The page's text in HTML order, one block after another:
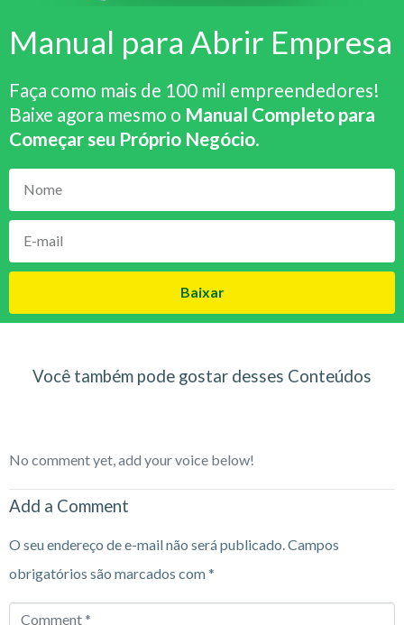
Manual para Abrir Empresa
Faça como mais de 100 mil empreendedores!
Baixe agora mesmo o Manual Completo para
Começar seu Próprio Negócio.
Baixar
Você também pode gostar desses Conteúdos
No comment yet, add your voice below!
Add a Comment
O seu endereço de e-mail não será publicado. Campos
obrigatórios são marcados com*
Comment